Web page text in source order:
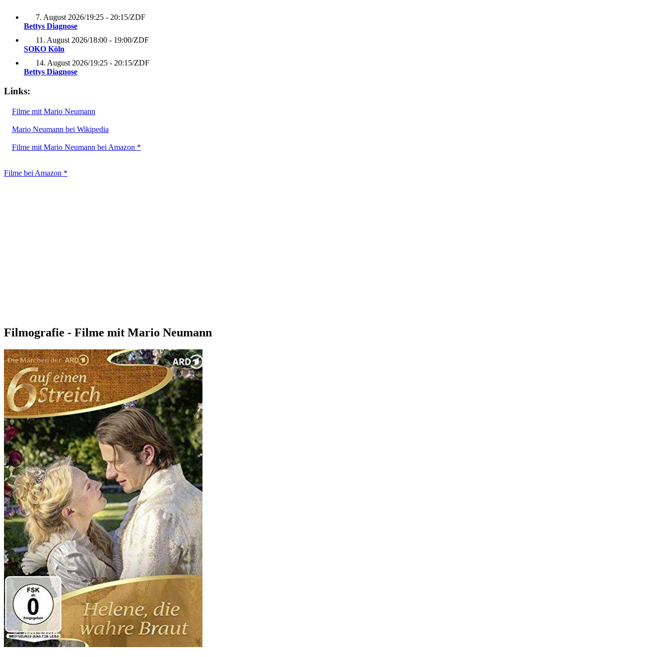
7. August 2026/19:25 - 20:15/ZDF
Bettys Diagnose
11. August 2026/18:00 - 19:00/ZDF
SOKO Köln
14. August 2026/19:25 - 20:15/ZDF
Bettys Diagnose
Links:
Filme mit Mario Neumann
Mario Neumann bei Wikipedia
Filme mit Mario Neumann bei Amazon *
Filme bei Amazon *
Filmografie - Filme mit Mario Neumann